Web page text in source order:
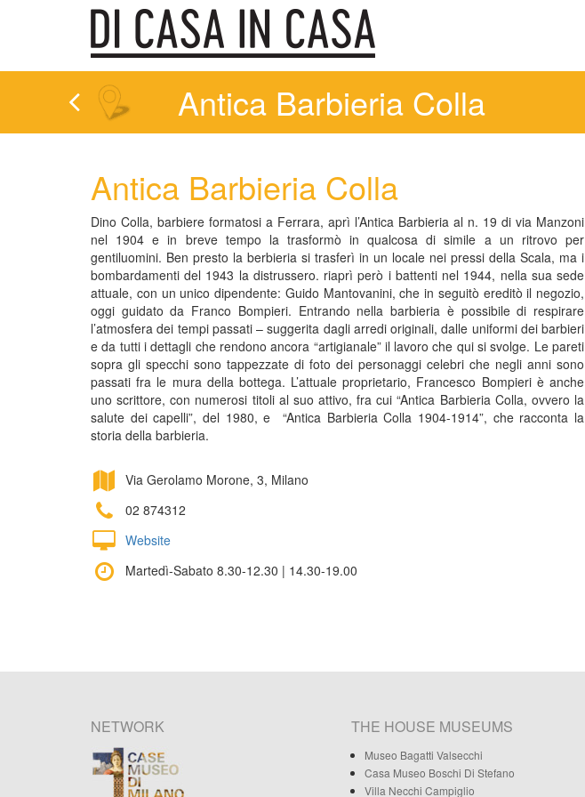
Antica Barbieria Colla
Antica Barbieria Colla
Dino Colla, barbiere formatosi a Ferrara, aprì l’Antica Barbieria al n. 19 di via Manzoni
nel 1904 e in breve tempo la trasformò in qualcosa di simile a un ritrovo per
gentiluomini. Ben presto la berbieria si trasferì in un locale nei pressi della Scala, ma i
bombardamenti del 1943 la distrussero. riaprì però i battenti nel 1944, nella sua sede
attuale, con un unico dipendente: Guido Mantovanini, che in seguitò ereditò il negozio,
oggi guidato da Franco Bompieri. Entrando nella barbieria è possibile di respirare
l’atmosfera dei tempi passati – suggerita dagli arredi originali, dalle uniformi dei barbieri
e da tutti i dettagli che rendono ancora “artigianale” il lavoro che qui si svolge. Le pareti
sopra gli specchi sono tappezzate di foto dei personaggi celebri che negli anni sono
passati fra le mura della bottega. L’attuale proprietario, Francesco Bompieri è anche
uno scrittore, con numerosi titoli al suo attivo, fra cui “Antica Barbieria Colla, ovvero la
salute dei capelli”, del 1980, e “Antica Barbieria Colla 1904-1914”, che racconta la
storia della barbieria.
Via Gerolamo Morone, 3, Milano
02 874312
Website
Martedì-Sabato 8.30-12.30 | 14.30-19.00
NETWORK THE HOUSE MUSEUMS
Museo Bagatti Valsecchi
Casa Museo Boschi Di Stefano
Villa Necchi Campiglio